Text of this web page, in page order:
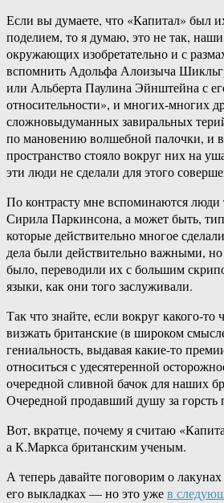
Если вы думаете, что «Капитал» был
поделием, то я думаю, это не так,
окружающих изобретательно и с
вспомнить Адольфа Алоизыча
или Альберта Паулина Эйнштейна с
относительности», и многих-многих
сложновыдуманных завиральных
по мановению волшебной палочки, и
пространство стояло вокруг них на
эти люди не сделали для этого
По контрасту мне вспоминаются
Сирила Паркинсона, а может быть,
которые действительно многое
дела были действительно важными,
было, переводили их с большим
языки, как они того заслуживали.
Так что знайте, если вокруг какого-то
визжать британские (в широком
гениальность, выдавая какие-то
относиться с удесятеренной
очередной сливной бачок для наших
Очередной продавший душу за горсть
Вот, вкратце, почему я считаю
а К.Маркса британским ученым.
А теперь давайте поговорим о
его выкладках — но это ужев